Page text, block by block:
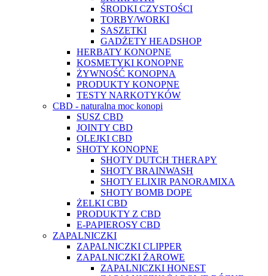
ŚRODKI CZYSTOŚCI
TORBY/WORKI
SASZETKI
GADŻETY HEADSHOP
HERBATY KONOPNE
KOSMETYKI KONOPNE
ŻYWNOŚĆ KONOPNA
PRODUKTY KONOPNE
TESTY NARKOTYKÓW
CBD - naturalna moc konopi
SUSZ CBD
JOINTY CBD
OLEJKI CBD
SHOTY KONOPNE
SHOTY DUTCH THERAPY
SHOTY BRAINWASH
SHOTY ELIXIR PANORAMIXA
SHOTY BOMB DOPE
ŻELKI CBD
PRODUKTY Z CBD
E-PAPIEROSY CBD
ZAPALNICZKI
ZAPALNICZKI CLIPPER
ZAPALNICZKI ŻAROWE
ZAPALNICZKI HONEST